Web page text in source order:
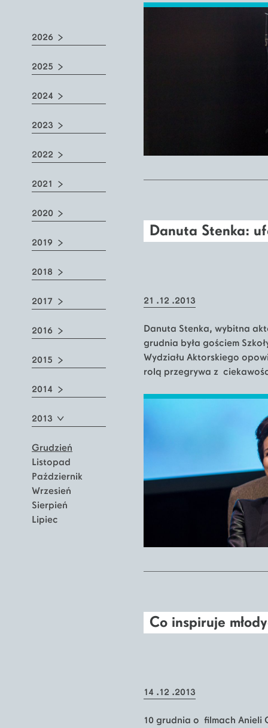
2026
2025
2024
2023
2022
2021
2020
2019
2018
2017
2016
2015
2014
2013
Grudzień
Listopad
Październik
Wrzesień
Sierpień
Lipiec
Danuta Stenka:
21 .12 .2013
Danuta Stenka, wybitna
grudnia była gościem
Wydziału Aktorskiego
rolą przegrywa z
Co inspiruje
14 .12 .2013
10 grudnia o filmach Anieli